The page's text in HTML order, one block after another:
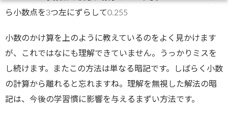
ら小数点を3つ左にずらして0.255
小数のかけ算を上のように教えているのをよく見かけます
が、これではなにも理解できていません。うっかりミスを
し続けます。またこの方法は単なる暗記です。しばらく小数
の計算から離れると忘れますね。理解を無視した解法の暗
記は、今後の学習慣に影響を与えるまずい方法です。